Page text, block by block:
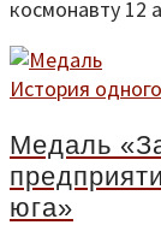
космонавту 12
История
Медаль
юга»